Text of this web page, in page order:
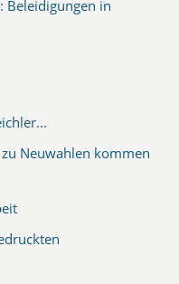
Beleidigungen in
Neuwahlen kommen